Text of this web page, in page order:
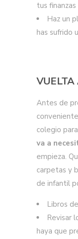
tus finanzas
Haz un
has sufrido
VUELTA
Antes de
colegio para
va a
empieza.
carpetas y
de infantil
Libros
Revisar
haya que